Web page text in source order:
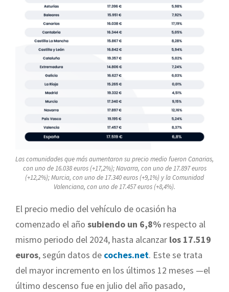
Las comunidades que más aumentaron su precio medio fueron Canarias,
con uno de 16.038 euros (+17,2%); Navarra, con uno de 17.897 euros
(+12,2%); Murcia, con uno de 17.340 euros (+9,1%) y la Comunidad
Valenciana, con uno de 17.457 euros (+8,4%).
El precio medio del vehículo de ocasión ha
comenzado el año subiendo un 6,8% respecto al
mismo periodo del 2024, hasta alcanzar los 17.519
euros, según datos de coches.net. Este se trata
del mayor incremento en los últimos 12 meses —el
último descenso fue en julio del año pasado,